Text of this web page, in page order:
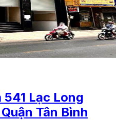
541 Lạc Long
Tân Bình